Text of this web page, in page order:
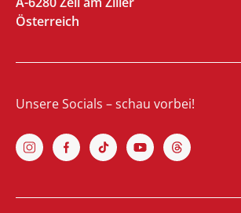
Österreich
Unsere Socials – schau vorbei!